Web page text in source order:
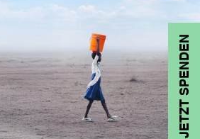
JETZT SPENDEN